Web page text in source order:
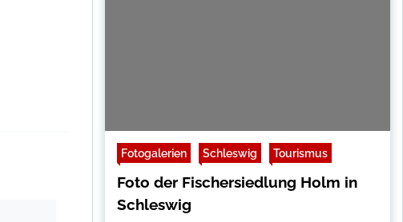
Fotogalerien Schleswig Tourismus
Foto der Fischersiedlung Holm in
Schleswig